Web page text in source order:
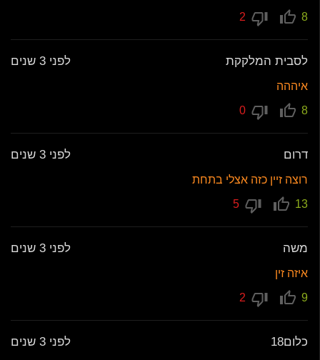
8
לסבית המלקקת לפני 3 שנים
איההה
8
דרום לפני 3 שנים
רוצה זיין כזה אצלי בתחת
13
משה לפני 3 שנים
איזה זין
9
כלום18 לפני 3 שנים